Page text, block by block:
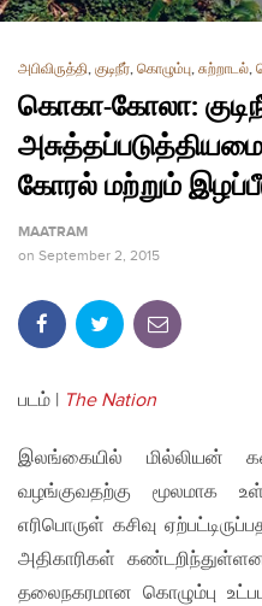
அபிவிருத்தி, குடிநீர், கொழும்பு, சுற்றாடல்,
கொகா-கோலா:
கோரல் மற்றும்
MAATRAM
on September 2, 2015
படம் | The Nation
இலங்கையில் மில்லியன்
வழங்குவதற்கு மூலமாக
எரிபொருள் கசிவு
அதிகாரிகள்
தலைநகரமான கொழும்பு